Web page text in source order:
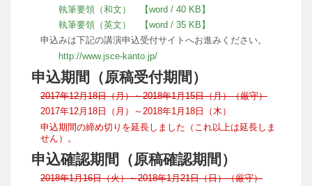
執筆要領（和文） 【word / 40 KB】
執筆要領（英文） 【word / 35 KB】
申込みは下記の講演申込受付サイトへお進みください。
http://www.jsce-kanto.jp/
申込期間（原稿受付期間）
2017年12月18日（月）～2018年1月15日（月）（厳守）
2017年12月18日（月）～2018年1月18日（木）
申込期間の締め切りを延長しました（これ以上は延長しま
せん）。
申込確認期間（原稿確認期間）
2018年1月16日（火）～2018年1月21日（日）（厳守）